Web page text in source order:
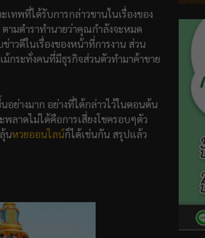
ทพที่ได้รับการกล่าวขานในเรื่องของ
ามตำราทำนายว่าคุณกำลังจะหมด
าวดีในเรื่องของหน้าที่การงาน ส่วน
กระทั่งคนที่มีธุรกิจส่วนตัวทำมาค้าขาย
อย่างมาก อย่างที่ได้กล่าวไว้ในตอนต้น
ลาดไม่ได้คือการเสี่ยงโชครอบๆตัว
นหวยออนไลน์ก็ได้เช่นกัน สรุปแล้ว